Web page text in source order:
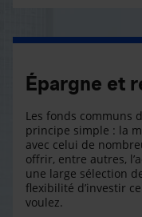
Épargne et
Les fonds communs
principe simple : la
avec celui de
offrir, entre autres,
une large sélection
flexibilité d’investir
voulez.